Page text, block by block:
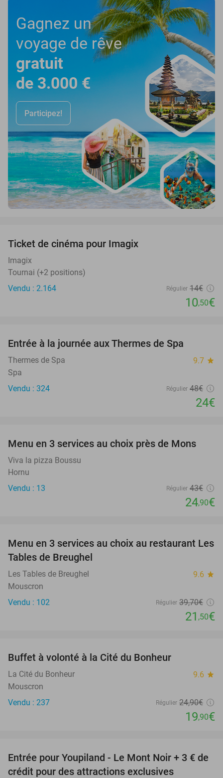
Gagnez un
voyage de rêve
gratuit
de 3.000 €
Participez!
Ticket de cinéma pour Imagix
Imagix
Tournai (+2 positions)
Vendu : 2.164
Régulier 14€
10,50€
Entrée à la journée aux Thermes de Spa
Thermes de Spa 9.7 star
Spa
Vendu : 324
Régulier 48€
24€
42%
Menu en 3 services au choix près de Mons
Viva la pizza Boussu
Hornu
Vendu : 13
Régulier 43€
24,90€
46%
Menu en 3 services au choix au restaurant Les
Tables de Breughel
Les Tables de Breughel 9.6 star
Mouscron
Vendu : 102
Régulier 39,70€
21 ,50€
Buffet à volonté à la Cité du Bonheur
La Cité du Bonheur 9.6 star
Mouscron
Vendu : 237
Régulier 24,90€
19,90€
47%
Entrée pour Youpiland - Le Mont Noir + 3 € de
crédit pour des attractions exclusives